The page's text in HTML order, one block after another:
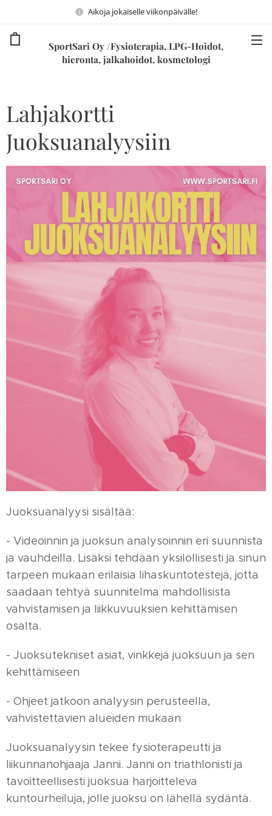
Aikoja jokaiselle viikonpäivälle!
SportSari Oy /Fysioterapia, LPG-Hoidot,
hieronta, jalkahoidot, kosmetologi
Lahjakortti
Juoksuanalyysiin
Juoksuanalyysi sisältää:
- Videoinnin ja juoksun analysoinnin eri suunnista
ja vauhdeilla. Lisäksi tehdään yksilöllisesti ja sinun
tarpeen mukaan erilaisia lihaskuntotestejä, jotta
saadaan tehtyä suunnitelma mahdollisista
vahvistamisen ja liikkuvuuksien kehittämisen
osalta.
- Juoksutekniset asiat, vinkkejä juoksuun ja sen
kehittämiseen
- Ohjeet jatkoon analyysin perusteella,
vahvistettavien alueiden mukaan
Juoksuanalyysin tekee fysioterapeutti ja
liikunnanohjaaja Janni. Janni on triathlonisti ja
tavoitteellisesti juoksua harjoitteleva
kuntourheiluja, jolle juoksu on lähellä sydäntä.